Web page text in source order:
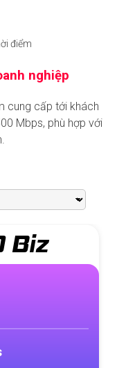
điểm
nghiệp
cung cấp tới khách
Mbps, phù hợp với